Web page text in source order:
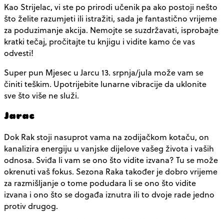
Kao Strijelac, vi ste po prirodi učenik pa ako postoji nešto
što želite razumjeti ili istražiti, sada je fantastično vrijeme
za poduzimanje akcija. Nemojte se suzdržavati, isprobajte
kratki tečaj, pročitajte tu knjigu i vidite kamo će vas
odvesti!
Super pun Mjesec u Jarcu 13. srpnja/jula može vam se
činiti teškim. Upotrijebite lunarne vibracije da uklonite
sve što više ne služi.
Jarac
Dok Rak stoji nasuprot vama na zodijačkom kotaču, on
kanalizira energiju u vanjske dijelove vašeg života i vaših
odnosa. Sviđa li vam se ono što vidite izvana? Tu se može
okrenuti vaš fokus. Sezona Raka također je dobro vrijeme
za razmišljanje o tome podudara li se ono što vidite
izvana i ono što se događa iznutra ili to dvoje rade jedno
protiv drugog.